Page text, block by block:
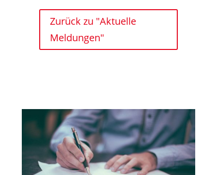
Zurück zu "Aktuelle
Meldungen"